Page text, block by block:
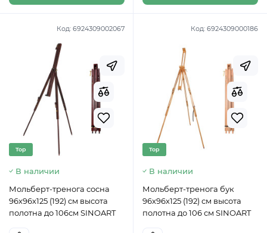
Код: 6924309002067
Top
В наличии
Мольберт-тренога сосна
96х96х125 (192) см высота
полотна до 106см SINOART
Код: 6924309000186
Top
В наличии
Мольберт-тренога бук
96х96х125 (192) см высота
полотна до 106 см SINOART